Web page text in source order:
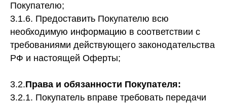
Покупателю;
3.1.6. Предоставить Покупателю всю
необходимую информацию в соответствии с
требованиями действующего законодательства
РФ и настоящей Оферты;
3.2.Права и обязанности Покупателя:
3.2.1. Покупатель вправе требовать передачи